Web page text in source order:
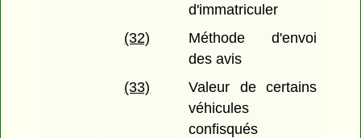
d'immatriculer
(32)
Méthode d'envoi
des avis
(33)
Valeur de certains
véhicules
confisqués